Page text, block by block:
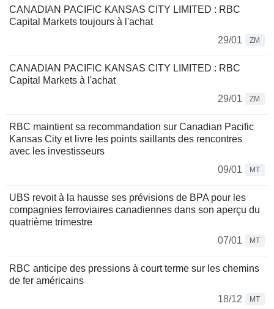
CANADIAN PACIFIC KANSAS CITY LIMITED : RBC
Capital Markets toujours à l'achat
29/01
ZM
CANADIAN PACIFIC KANSAS CITY LIMITED : RBC
Capital Markets à l'achat
29/01
ZM
RBC maintient sa recommandation sur Canadian Pacific
Kansas City et livre les points saillants des rencontres
avec les investisseurs
09/01
MT
UBS revoit à la hausse ses prévisions de BPA pour les
compagnies ferroviaires canadiennes dans son aperçu du
quatrième trimestre
07/01
MT
RBC anticipe des pressions à court terme sur les chemins
de fer américains
18/12
MT